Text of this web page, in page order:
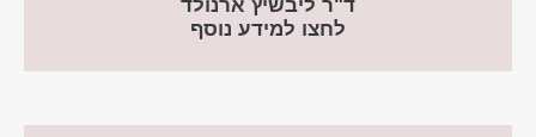
ד"ר ליבשיץ ארנולד
לחצו למידע נוסף